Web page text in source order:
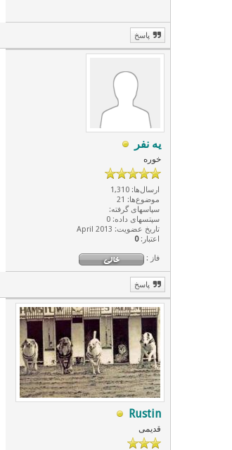
پاسخ
یه نفر
خوره
ارسال‌ها: 1,310
موضوع‌ها: 21
سپاسهای گرفته:
سپتسهای داده: 0
تاریخ عضویت: April 2013
اعتبار:0
فاز :
پاسخ
Rustin
قدیمی